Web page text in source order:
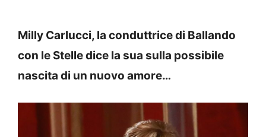
Milly Carlucci, la conduttrice di Ballando
con le Stelle dice la sua sulla possibile
nascita di un nuovo amore…